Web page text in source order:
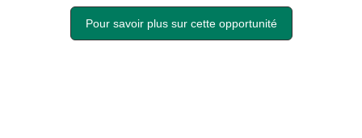
Pour savoir plus sur cette opportunité